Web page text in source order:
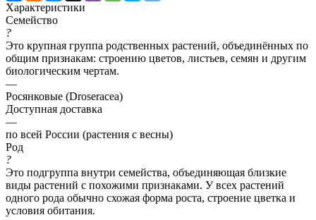
Характеристики
Семейство
?
Это крупная группа родственных растений, объединённых по
общим признакам: строению цветов, листьев, семян и другим
биологическим чертам.
—
Росянковые (Droseracea)
Доступная доставка
—
по всей России (растения с весны)
Род
?
Это подгруппа внутри семейства, объединяющая близкие
виды растений с похожими признаками. У всех растений
одного рода обычно схожая форма роста, строение цветка и
условия обитания.